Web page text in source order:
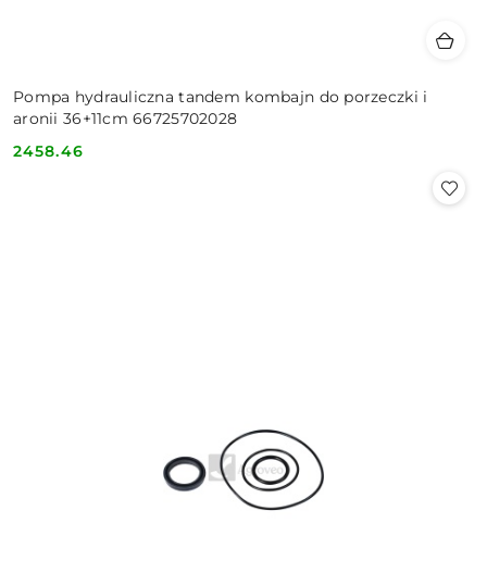
Pompa hydrauliczna tandem kombajn do porzeczki i
aronii 36+11cm 66725702028
Cena:
2458.46